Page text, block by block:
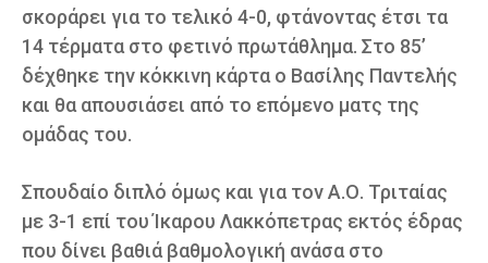
σκοράρει για το τελικό 4-0, φτάνοντας έτσι τα
14 τέρματα στο φετινό πρωτάθλημα. Στο 85’
δέχθηκε την κόκκινη κάρτα ο Βασίλης Παντελής
και θα απουσιάσει από το επόμενο ματς της
ομάδας του.
Σπουδαίο διπλό όμως και για τον Α.Ο. Τριταίας
με 3-1 επί του Ίκαρου Λακκόπετρας εκτός έδρας
που δίνει βαθιά βαθμολογική ανάσα στο